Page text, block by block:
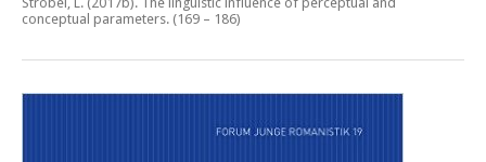
conceptual parameters. (169 – 186)